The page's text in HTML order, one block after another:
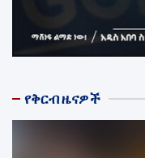
የቅርብ ዜናዎች